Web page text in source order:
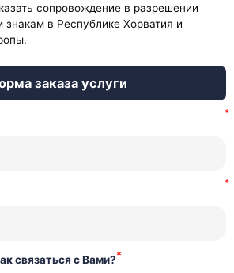
сопровождение в разрешении
в Республике Хорватия и
заказа услуги
связаться с Вами?*